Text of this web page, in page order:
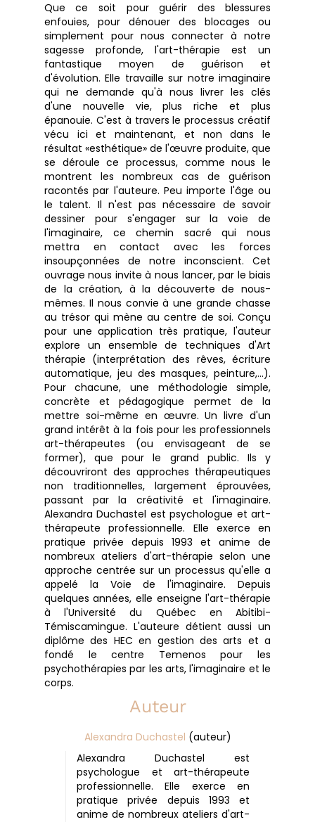
Que ce soit pour guérir des blessures
enfouies, pour dénouer des blocages ou
simplement pour nous connecter à notre
sagesse profonde, l'art-thérapie est un
fantastique moyen de guérison et
d'évolution. Elle travaille sur notre imaginaire
qui ne demande qu'à nous livrer les clés
d'une nouvelle vie, plus riche et plus
épanouie. C'est à travers le processus créatif
vécu ici et maintenant, et non dans le
résultat «esthétique» de l'œuvre produite, que
se déroule ce processus, comme nous le
montrent les nombreux cas de guérison
racontés par l'auteure. Peu importe l'âge ou
le talent. Il n'est pas nécessaire de savoir
dessiner pour s'engager sur la voie de
l'imaginaire, ce chemin sacré qui nous
mettra en contact avec les forces
insoupçonnées de notre inconscient. Cet
ouvrage nous invite à nous lancer, par le biais
de la création, à la découverte de nous-
mêmes. Il nous convie à une grande chasse
au trésor qui mène au centre de soi. Conçu
pour une application très pratique, l'auteur
explore un ensemble de techniques d'Art
thérapie (interprétation des rêves, écriture
automatique, jeu des masques, peinture,…).
Pour chacune, une méthodologie simple,
concrète et pédagogique permet de la
mettre soi-même en œuvre. Un livre d'un
grand intérêt à la fois pour les professionnels
art-thérapeutes (ou envisageant de se
former), que pour le grand public. Ils y
découvriront des approches thérapeutiques
non traditionnelles, largement éprouvées,
passant par la créativité et l'imaginaire.
Alexandra Duchastel est psychologue et art-
thérapeute professionnelle. Elle exerce en
pratique privée depuis 1993 et anime de
nombreux ateliers d'art-thérapie selon une
approche centrée sur un processus qu'elle a
appelé la Voie de l'imaginaire. Depuis
quelques années, elle enseigne l'art-thérapie
à l'Université du Québec en Abitibi-
Témiscamingue. L'auteure détient aussi un
diplôme des HEC en gestion des arts et a
fondé le centre Temenos pour les
psychothérapies par les arts, l'imaginaire et le
corps.
Auteur
Alexandra Duchastel (auteur)
Alexandra Duchastel est
psychologue et art-thérapeute
professionnelle. Elle exerce en
pratique privée depuis 1993 et
anime de nombreux ateliers d'art-